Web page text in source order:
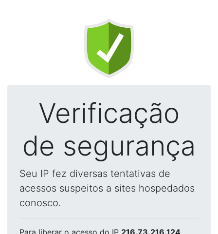
Verificação
de segurança
Seu IP fez diversas tentativas de
acessos suspeitos a sites hospedados
conosco.
Para liberar o acesso do IP 216.73.216.124,